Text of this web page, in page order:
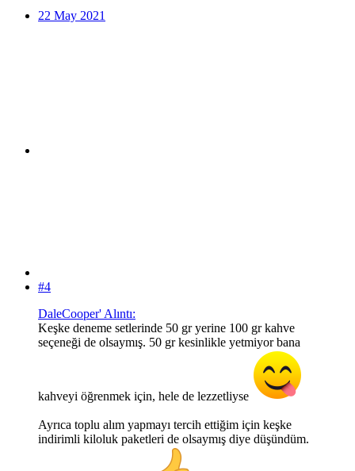
22 May 2021
#4
DaleCooper' Alıntı:
Keşke deneme setlerinde 50 gr yerine 100 gr kahve
seçeneği de olsaymış. 50 gr kesinlikle yetmiyor bana
kahveyi öğrenmek için, hele de lezzetliyse
Ayrıca toplu alım yapmayı tercih ettiğim için keşke
indirimli kiloluk paketleri de olsaymış diye düşündüm.